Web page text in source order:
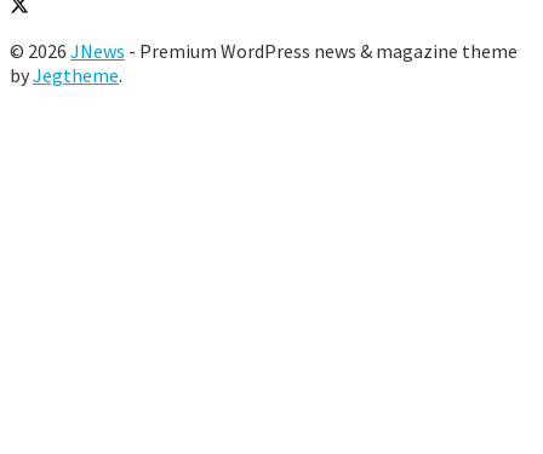
© 2026 JNews - Premium WordPress news & magazine theme
byJegtheme.